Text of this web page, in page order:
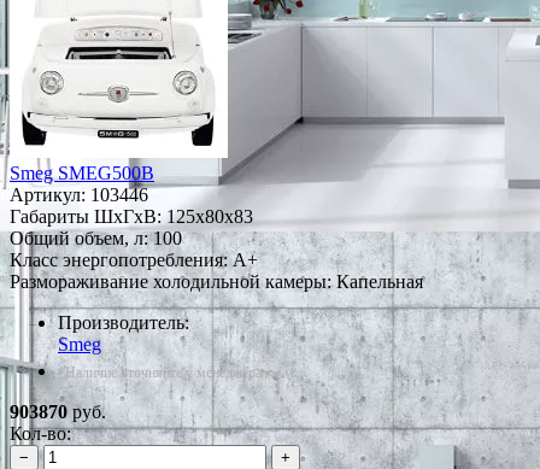
Smeg SMEG500B
Артикул: 103446
Габариты ШxГxВ: 125x80x83
Общий объем, л: 100
Класс энергопотребления: A+
Размораживание холодильной камеры: Капельная
Производитель:
Smeg
*Наличие уточняйте у менеджера
903870 руб.
Кол-во:
−
+